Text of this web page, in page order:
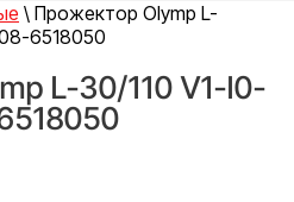
\ Прожектор Olymp L-
6518050
L-30/110 V1-I0-